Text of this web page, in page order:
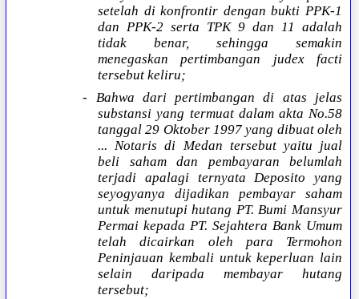
setelah di konfrontir dengan bukti PPK-1
dan PPK-2 serta TPK 9 dan 11 adalah
tidak benar, sehingga semakin
menegaskan pertimbangan judex facti
tersebut keliru;
- Bahwa dari pertimbangan di atas jelas
substansi yang termuat dalam akta No.58
tanggal 29 Oktober 1997 yang dibuat oleh
... Notaris di Medan tersebut yaitu jual
beli saham dan pembayaran belumlah
terjadi apalagi ternyata Deposito yang
seyogyanya dijadikan pembayar saham
untuk menutupi hutang PT. Bumi Mansyur
Permai kepada PT. Sejahtera Bank Umum
telah dicairkan oleh para Termohon
Peninjauan kembali untuk keperluan lain
selain daripada membayar hutang
tersebut;